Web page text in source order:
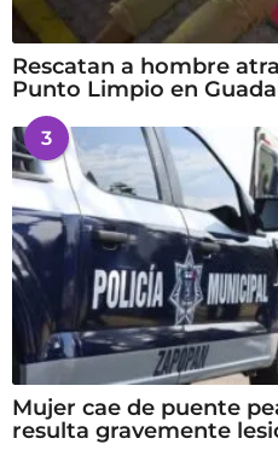
Rescatan a hombre
Punto Limpio en
3
Mujer cae de puente
resulta gravemente